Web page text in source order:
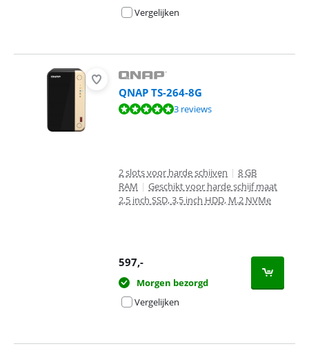
Vergelijken
QNAP TS-264-8G
Beoordeling is 9,5 van de 10, gebaseerd op 3 reviews.
3 reviews
2 slots voor harde schijven | 8 GB
RAM | Geschikt voor harde schijf maat
2,5 inch SSD, 3,5 inch HDD, M.2 NVMe
597,-
Morgen bezorgd
Vergelijken